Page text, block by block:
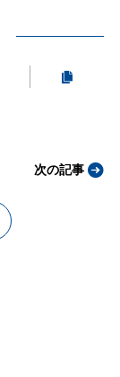
次の記事